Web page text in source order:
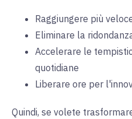
Raggiungere più
Eliminare la
Accelerare le
quotidiane
Liberare ore per
Quindi, se volete